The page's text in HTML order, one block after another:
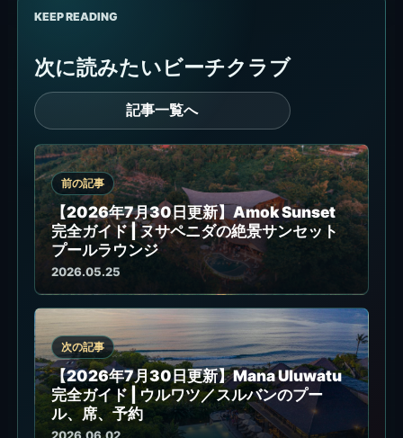
KEEP READING
次に読みたいビーチクラブ
記事一覧へ
前の記事
【2026年7月30日更新】Amok Sunset
完全ガイド | ヌサペニダの絶景サンセット
プールラウンジ
2026.05.25
次の記事
【2026年7月30日更新】Mana Uluwatu
完全ガイド | ウルワツ／スルバンのプー
ル、席、予約